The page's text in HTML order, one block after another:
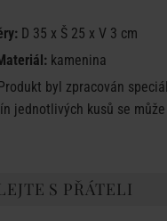
D 35 x Š 25 x V 3 cm
kamenina
byl zpracován
jednotlivých kusů se
S PŘÁTELI